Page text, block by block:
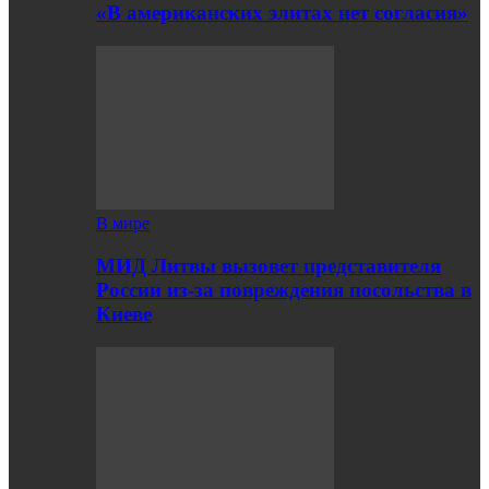
«В американских элитах нет согласия»
В мире
МИД Литвы вызовет представителя
России из-за повреждения посольства в
Киеве